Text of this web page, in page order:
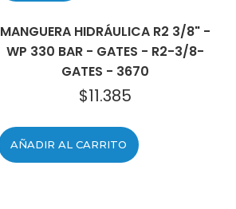
MANGUERA HIDRÁULICA R2 3/8" -
WP 330 BAR - GATES - R2-3/8-
GATES - 3670
$11.385
AÑADIR AL CARRITO